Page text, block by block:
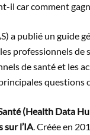
il car comment
a publié un guide
professionnels de
de santé et les
questions
(Health Data
sur l’IA. Créée en